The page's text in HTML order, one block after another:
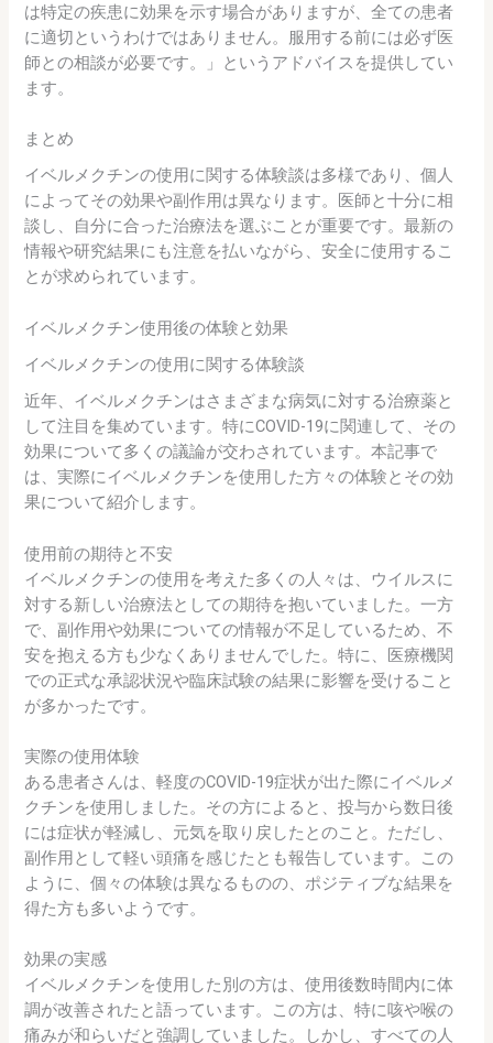
は特定の疾患に効果を示す場合がありますが、全ての患者
に適切というわけではありません。服用する前には必ず医
師との相談が必要です。」というアドバイスを提供してい
ます。
まとめ
イベルメクチンの使用に関する体験談は多様であり、個人
によってその効果や副作用は異なります。医師と十分に相
談し、自分に合った治療法を選ぶことが重要です。最新の
情報や研究結果にも注意を払いながら、安全に使用するこ
とが求められています。
イベルメクチン使用後の体験と効果
イベルメクチンの使用に関する体験談
近年、イベルメクチンはさまざまな病気に対する治療薬と
して注目を集めています。特にCOVID-19に関連して、その
効果について多くの議論が交わされています。本記事で
は、実際にイベルメクチンを使用した方々の体験とその効
果について紹介します。
使用前の期待と不安
イベルメクチンの使用を考えた多くの人々は、ウイルスに
対する新しい治療法としての期待を抱いていました。一方
で、副作用や効果についての情報が不足しているため、不
安を抱える方も少なくありませんでした。特に、医療機関
での正式な承認状況や臨床試験の結果に影響を受けること
が多かったです。
実際の使用体験
ある患者さんは、軽度のCOVID-19症状が出た際にイベルメ
クチンを使用しました。その方によると、投与から数日後
には症状が軽減し、元気を取り戻したとのこと。ただし、
副作用として軽い頭痛を感じたとも報告しています。この
ように、個々の体験は異なるものの、ポジティブな結果を
得た方も多いようです。
効果の実感
イベルメクチンを使用した別の方は、使用後数時間内に体
調が改善されたと語っています。この方は、特に咳や喉の
痛みが和らいだと強調していました。しかし、すべての人